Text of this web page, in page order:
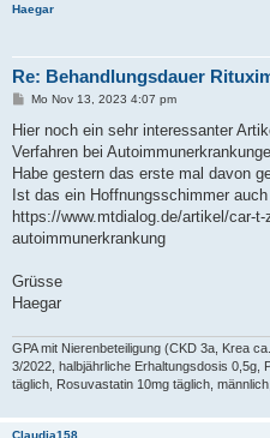
Haegar
Re: Behandlungsdauer
B
i
r
a
Mo Nov 13, 2023 4:07 pm
Hier noch ein sehr interessanter
Verfahren bei
Habe gestern das erste mal davon
Ist das ein Hoffnungsschimmer
https://www.mtdialog.de/artikel/car-
autoimmunerkrankung
Grüsse
Haegar
GPA mit Nierenbeteiligung (CKD 3a, Krea
3/2022, halbjährliche Erhaltungsdosis 0,5g,
täglich, Rosuvastatin 10mg täglich,
Claudia158